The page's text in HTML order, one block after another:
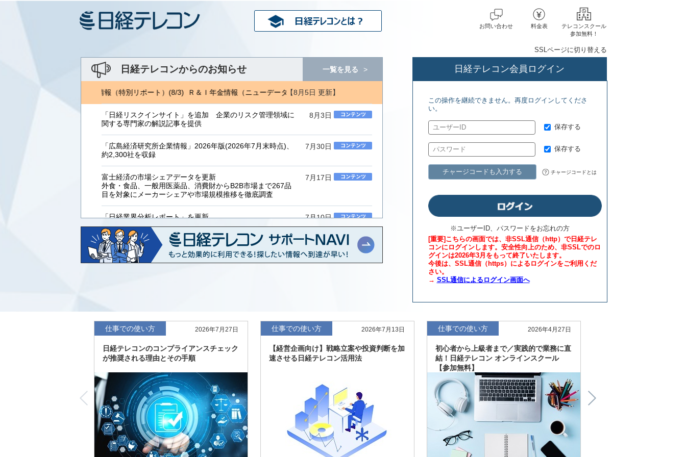
お問い合わせ 料金表
テレコンスクール
参加無料！
日経テレコンからのお知らせ 一覧を見る
【8月5日 更新】
Ｉ年金情報(8/3) Ｒ＆Ｉ年金情報（特別リポート）(8/3) Ｒ＆Ｉ年金情報（ニューデータ）(8/3) 近代セールス(8/1)
8月3日
「日経リスクインサイト」を追加 企業のリスク管理領域に
関する専門家の解説記事を提供
7月30日
「広島経済研究所企業情報」2026年版(2026年7月末時点)、
約2,300社を収録
7月17日
富士経済の市場シェアデータを更新
外食・食品、一般用医薬品、消費財からB2B市場まで267品
目を対象にメーカーシェアや市場規模推移を徹底調査
7月10日
「日経業界分析レポート」を更新
「工業用プラスチック製品」「システムインテグレーター」
など20業界の内容を刷新
7月8日
「東洋経済海外進出企業情報」の2026年版、約3万6千社を
収録
「日経POS情報マーケットレポート」の最新版、10～3月実
績の市場動向を速報
度の予想を実施
SSLページに切り替える
日経テレコン会員ログイン
この操作を継続できません。再度ログインしてくださ
い。
保存する
保存する
チャージコードも入力する チャージコードとは
※ユーザーID、パスワードをお忘れの方
[重要]こちらの画面では、非SSL通信（http）で日経テレ
コンにログインします。安全性向上のため、非SSLでのロ
グインは2026年3月をもって終了いたします。
今後は、SSL通信（https）によるログインをご利用くだ
さい。
→ SSL通信によるログイン画面へ
仕事での使い方 2026年7月27日
日経テレコンのコンプライアンスチェック
が推奨される理由とその手順
仕事での使い方 2026年7月13日
【経営企画向け】戦略立案や投資判断を加
速させる日経テレコン活用法
仕事での使い方 2026年4月27日
初心者から上級者まで／実践的で業務に直
結！日経テレコン オンラインスクール
【参加無料】